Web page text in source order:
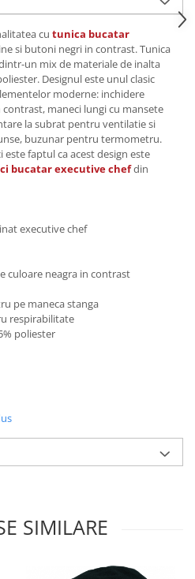
cu tunica bucatar
si butoni negri in contrast. Tunica
un mix de materiale de inalta
Designul este unul clasic
moderne: inchidere
maneci lungi cu mansete
la subrat pentru ventilatie si
buzunar pentru termometru.
faptul ca acest design este
bucatar executive chefdin
executive chef
culoare neagra in contrast
pe maneca stanga
respirabilitate
poliester
SIMILARE